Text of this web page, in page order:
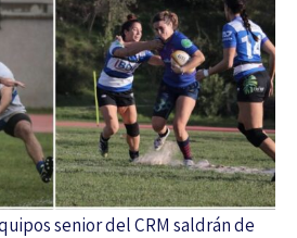
senior del CRM saldrán de